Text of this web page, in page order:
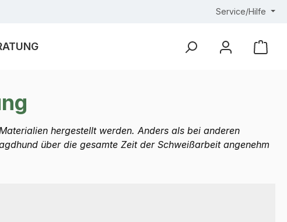
Service/Hilfe
hergestellt werden. Anders als bei anderen
über die gesamte Zeit der Schweißarbeit angenehm